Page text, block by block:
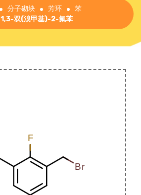
分子砌块 芳环
苯
1,3-双(溴甲基)-2-氟苯